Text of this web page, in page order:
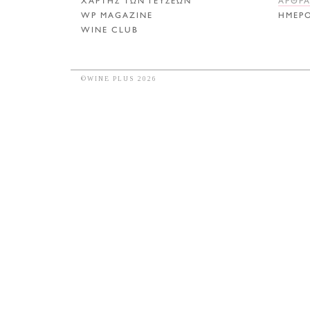
ΧΑΡΤΗΣ ΤΩΝ ΓΕΥΣΕΩΝ
WP MAGAZINE
WINE CLUB
ΑΡΘΡΑ
©WINE PLUS 2026